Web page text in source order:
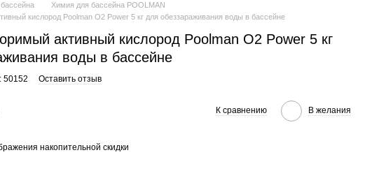
Химия для бассейна POOLMAN
кислород Poolman O2 Power 5 кг для обеззараживания воды в бассейне
активный кислород Poolman O2 Power 5 кг
воды в бассейне
50152 Оставить отзыв
К сравнению В желания
накопительной скидки